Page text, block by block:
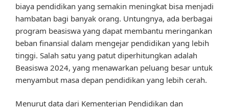
biaya pendidikan yang semakin meningkat bisa menjadi
hambatan bagi banyak orang. Untungnya, ada berbagai
program beasiswa yang dapat membantu meringankan
beban finansial dalam mengejar pendidikan yang lebih
tinggi. Salah satu yang patut diperhitungkan adalah
Beasiswa 2024, yang menawarkan peluang besar untuk
menyambut masa depan pendidikan yang lebih cerah.
Menurut data dari Kementerian Pendidikan dan